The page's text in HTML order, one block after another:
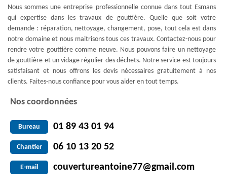
Nous sommes une entreprise professionnelle connue dans tout Esmans
qui expertise dans les travaux de gouttière. Quelle que soit votre
demande : réparation, nettoyage, changement, pose, tout cela est dans
notre domaine et nous maitrisons tous ces travaux. Contactez-nous pour
rendre votre gouttière comme neuve. Nous pouvons faire un nettoyage
de gouttière et un vidage régulier des déchets. Notre service est toujours
satisfaisant et nous offrons les devis nécessaires gratuitement à nos
clients. Faites-nous confiance pour vous aider en tout temps.
Nos coordonnées
Bureau 01 89 43 01 94
Chantier 06 10 13 20 52
E-mail couvertureantoine77@gmail.com